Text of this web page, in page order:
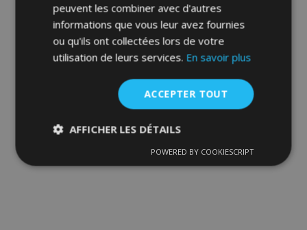
Cadres avant Misutonida pour voiture
SSANGYONG Actyon (2006-)
459,00 €
Ajouter Au Panier
à la
liste
peuvent les combiner avec d'autres
informations que vous leur avez fournies
ou qu'ils ont collectées lors de votre
utilisation de leurs services. En savoir plus
ACCEPTER TOUT
AFFICHER LES DÉTAILS
nécessaires
Performance Ciblage
POWERED BY COOKIESCRIPT